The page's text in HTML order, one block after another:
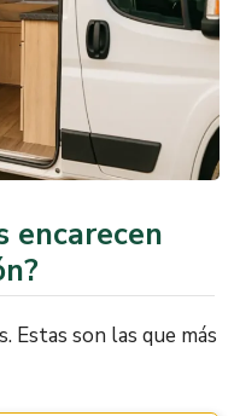
encarecen
Estas son las que más